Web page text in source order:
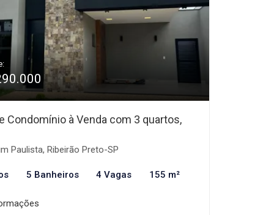
Condomínio à Venda com 3 quartos,
Paulista, Ribeirão Preto-SP
5 Banheiros 4 Vagas 155 m²